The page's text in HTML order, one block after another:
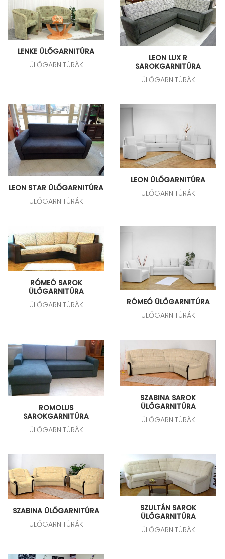
LENKE ÜLŐGARNITÚRA
ÜLŐGARNITÚRÁK
LEON LUX R
SAROKGARNITÚRA
ÜLŐGARNITÚRÁK
LEON STAR ÜLŐGARNITÚRA
ÜLŐGARNITÚRÁK
LEON ÜLŐGARNITÚRA
ÜLŐGARNITÚRÁK
RÓMEÓ SAROK
ÜLŐGARNITÚRA
ÜLŐGARNITÚRÁK
RÓMEÓ ÜLŐGARNITÚRA
ÜLŐGARNITÚRÁK
ROMOLUS
SAROKGARNITÚRA
ÜLŐGARNITÚRÁK
SZABINA SAROK
ÜLŐGARNITÚRA
ÜLŐGARNITÚRÁK
SZABINA ÜLŐGARNITÚRA
ÜLŐGARNITÚRÁK
SZULTÁN SAROK
ÜLŐGARNITÚRA
ÜLŐGARNITÚRÁK